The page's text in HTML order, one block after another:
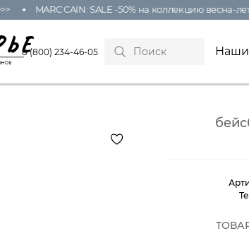
MARC CAIN: SALE -50% на коллекцию весна-лето
8 (800) 234-46-05 Наши